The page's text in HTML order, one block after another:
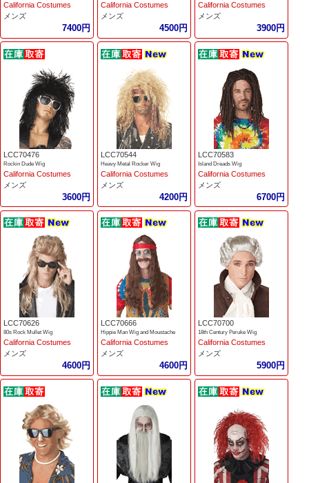
California Costumes
メンズ
7400円
California Costumes
メンズ
4500円
California Costumes
メンズ
3900円
LCC70476
Rockin Dude Wig
California Costumes
メンズ
3600円
LCC70544
Heavy Metal Rocker Wig
California Costumes
メンズ
4200円
LCC70583
Island Dreads Wig
California Costumes
メンズ
6700円
LCC70626
80s Rock Mullet Wig
California Costumes
メンズ
4600円
LCC70666
Hippie Man Wig and Moustache
California Costumes
メンズ
4600円
LCC70700
18th Century Peruke Wig
California Costumes
メンズ
5900円